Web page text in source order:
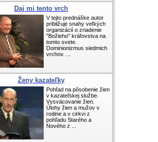
Daj mi tento vrch
V tejto prednáške autor
približuje snahy veľkých
organizácií o zriadenie
"Božieho" kráľovstva na
tomto svete.
Dominionizmus siedmich
vrchov. ...
Ženy kazateľky
Pohľad na pôsobenie žien
v kazateľskej službe.
Vysväcovanie žien.
Úlohy žien a mužov v
rodine a v cirkvi z
pohľadu Starého a
Nového z ...